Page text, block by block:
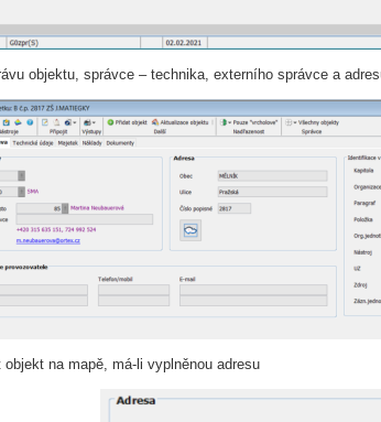
objektu, správce – technika, externího správce a
na mapě, má-li vyplněnou adresu